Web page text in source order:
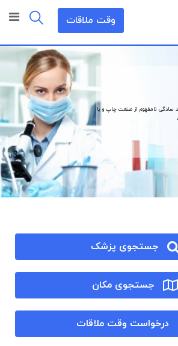
وقت ملاقات
سادگی نامفهوم از صنعت چاپ و با
جستجوی پزشک
جستجوی مکان
درخواست وقت ملاقات